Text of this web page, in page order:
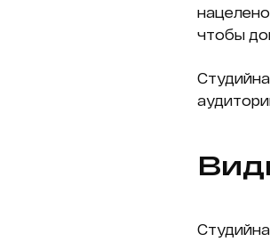
чтобы